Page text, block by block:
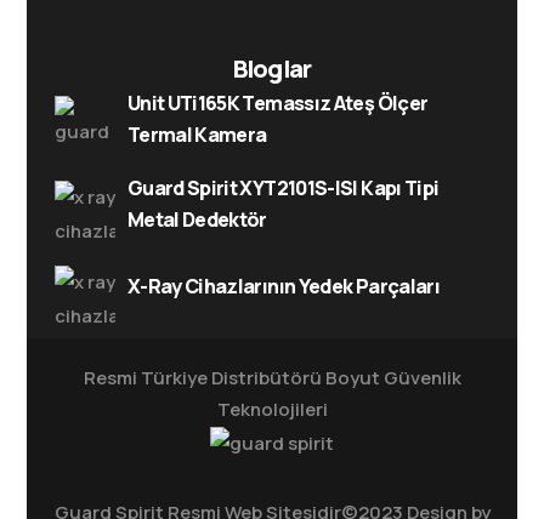
Bloglar
Unit UTi165K Temassız Ateş Ölçer
Termal Kamera
Guard Spirit XYT2101S-ISI Kapı Tipi
Metal Dedektör
X-Ray Cihazlarının Yedek Parçaları
Guard Spirit Resmi Web Sitesidir©2023 Design by
Resmi Türkiye Distribütörü Boyut Güvenlik
Teknolojileri